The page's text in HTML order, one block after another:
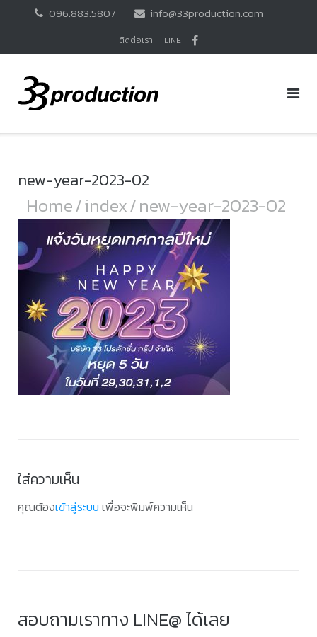
096.883.5807 info@33production.com
ติดต่อเรา LINE
new-year-2023-02
Home/index/new-year-2023-02
ใส่ความเห็น
คุณต้องเข้าสู่ระบบ เพื่อจะพิมพ์ความเห็น
สอบถามเราทาง LINE@ ได้เลย